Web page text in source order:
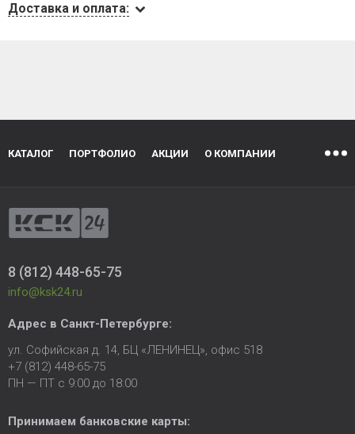
Доставка и оплата:
КАТАЛОГ ПОРТФОЛИО АКЦИИ О КОМПАНИИ
8 (812) 448-65-75
info@ksk24.ru
Адрес в Санкт-Петербурге:
ул. Софийская д. 14, БЦ «ЛЕНИНЕЦ», офис 518
+7 (812) 448-65-75
ПН — ПТ с 9:00 до 18:00
Принимаем банковские карты: